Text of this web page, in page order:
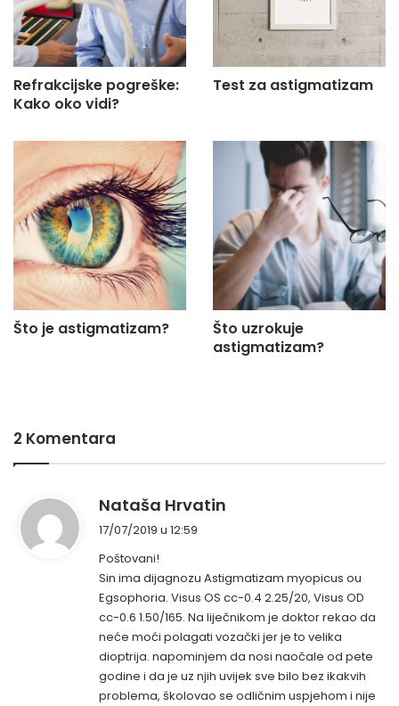
Refrakcijske pogreške:
Kako oko vidi?
Test za astigmatizam
Što je astigmatizam?
Što uzrokuje
astigmatizam?
2 Komentara
Nataša Hrvatin
s
a
o
:
17/07/2019 u 12:59
Poštovani!
Sin ima dijagnozu Astigmatizam myopicus ou
Egsophoria. Visus OS cc-0.4 2.25/20, Visus OD
cc-0.6 1.50/165. Na liječnikom je doktor rekao da
neće moći polagati vozački jer je to velika
dioptrija. napominjem da nosi naočale od pete
godine i da je uz njih uvijek sve bilo bez ikakvih
problema, školovao se odličnim uspjehom i nije